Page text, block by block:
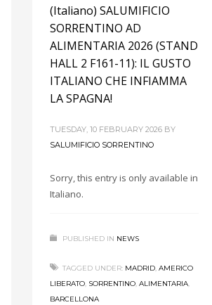
(Italiano) SALUMIFICIO
SORRENTINO AD
ALIMENTARIA 2026 (STAND
HALL 2 F161-11): IL GUSTO
ITALIANO CHE INFIAMMA
LA SPAGNA!
TUESDAY, 10 FEBRUARY 2026 BY
SALUMIFICIO SORRENTINO
Sorry, this entry is only available in
Italiano.
PUBLISHED IN NEWS
TAGGED UNDER: MADRID, AMERICO
LIBERATO, SORRENTINO, ALIMENTARIA,
BARCELLONA